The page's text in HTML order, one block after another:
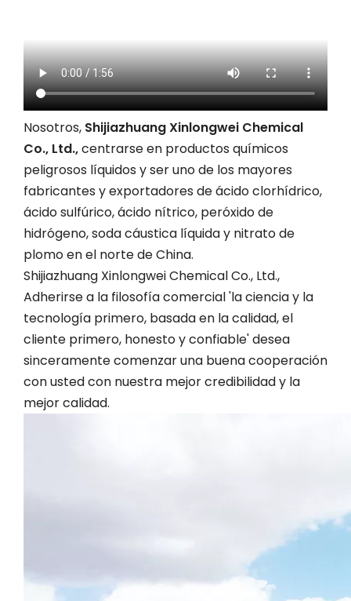
Nosotros, Shijiazhuang Xinlongwei Chemical
Co., Ltd.,centrarse en productos químicos
peligrosos líquidos y ser uno de los mayores
fabricantes y exportadores de ácido clorhídrico,
ácido sulfúrico, ácido nítrico, peróxido de
hidrógeno, soda cáustica líquida y nitrato de
plomo en el norte de China.
Shijiazhuang Xinlongwei Chemical Co., Ltd.,
Adherirse a la filosofía comercial 'la ciencia y la
tecnología primero, basada en la calidad, el
cliente primero, honesto y confiable' desea
sinceramente comenzar una buena cooperación
con usted con nuestra mejor credibilidad y la
mejor calidad.